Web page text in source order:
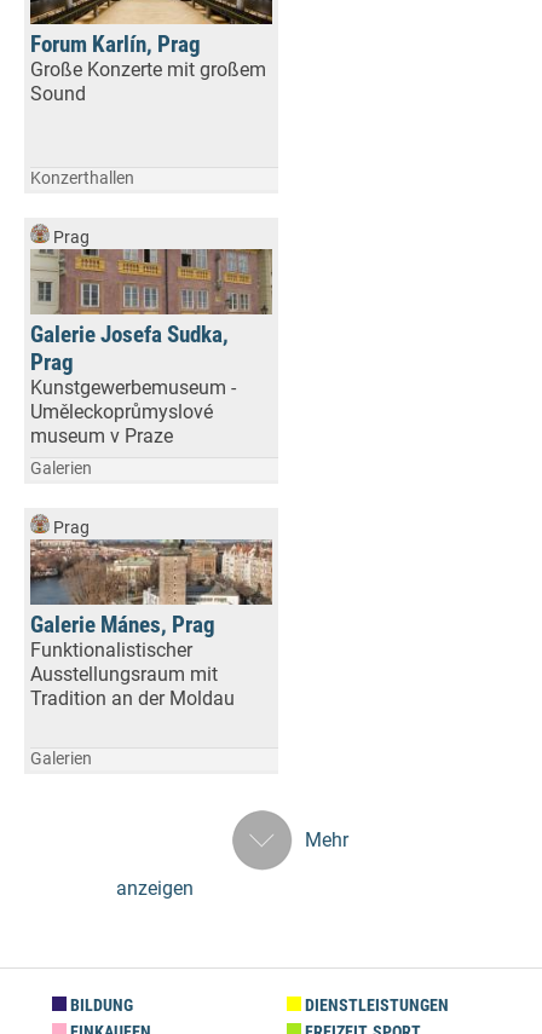
Forum Karlín, Prag
Große Konzerte mit großem
Sound
Konzerthallen
Prag
Galerie Josefa Sudka,
Prag
Kunstgewerbemuseum -
Uměleckoprůmyslové
museum v Praze
Galerien
Prag
Galerie Mánes, Prag
Funktionalistischer
Ausstellungsraum mit
Tradition an der Moldau
Galerien
Mehr
anzeigen
BILDUNG
DIENSTLEISTUNGEN